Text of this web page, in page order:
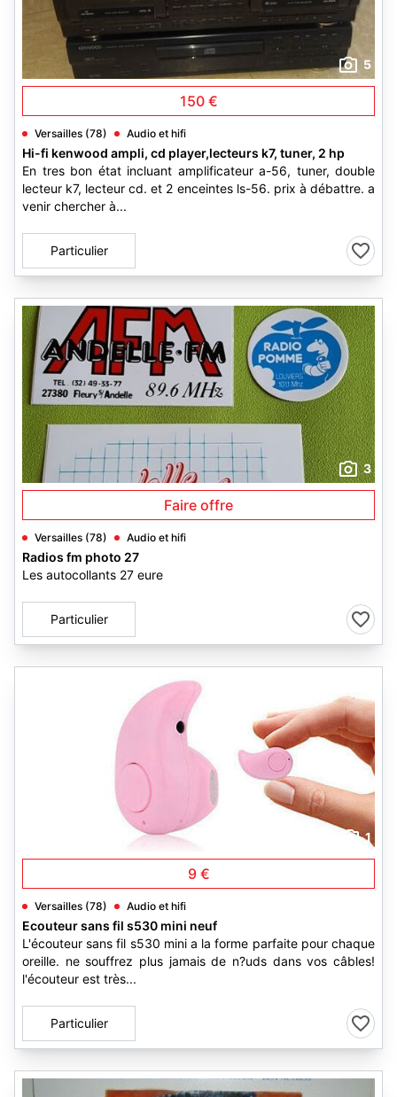
5
150 €
Versailles (78) Audio et hifi
Hi-fi kenwood ampli, cd player,lecteurs k7, tuner, 2 hp
En tres bon état incluant amplificateur a-56, tuner, double
lecteur k7, lecteur cd. et 2 enceintes ls-56. prix à débattre. a
venir chercher à...
Particulier
3
Faire offre
Versailles (78) Audio et hifi
Radios fm photo 27
Les autocollants 27 eure
Particulier
1
9 €
Versailles (78) Audio et hifi
Ecouteur sans fil s530 mini neuf
L'écouteur sans fil s530 mini a la forme parfaite pour chaque
oreille. ne souffrez plus jamais de n?uds dans vos câbles!
l'écouteur est très...
Particulier